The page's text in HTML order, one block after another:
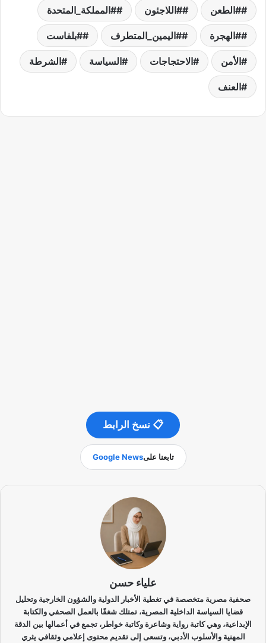
#الطعن #اللاجئون #المملكة_المتحدة
#الهجرة #اليمين_المتطرف #بلفاست
الأمن الاحتجاجات السياسة الشرطة
العنف
📋 نسخ الرابط
تابعنا علىGoogle News
علياء حسن
صحفية مصرية متخصصة في تغطية الأخبار الدولية والشؤون الخارجية وتحليل
قضايا السياسة الداخلية المصرية، تمتلك شغفًا بالعمل الصحفي والكتابة
الإبداعية، وهي كاتبة رواية وشاعرة وكاتبة خواطر، تجمع في أعمالها بين الدقة
المهنية والأسلوب الأدبي، وتسعى إلى تقديم محتوى إعلامي وثقافي يثري